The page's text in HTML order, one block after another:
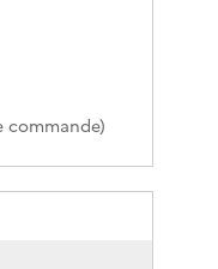
commande)